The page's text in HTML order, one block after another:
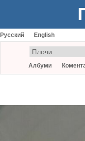
Русский English
Албуми